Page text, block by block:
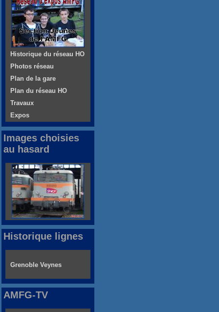
Historique du réseau HO
Photos réseau
Plan de la gare
Plan du réseau HO
Travaux
Expos
Images choisies
au hasard
Historique lignes
Grenoble Veynes
AMFG-TV